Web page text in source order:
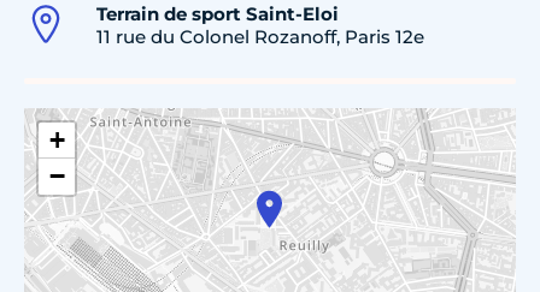
Terrain de sport Saint-Eloi
11 rue du Colonel Rozanoff, Paris 12e
+
−